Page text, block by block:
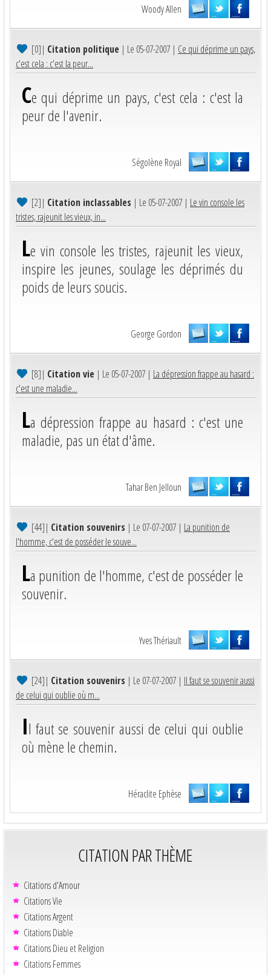
Woody Allen
[0]| Citation politique | Le 05-07-2007 | Ce qui déprime un pays,
c'est cela : c'est la peur...
Ce qui déprime un pays, c'est cela : c'est la
peur de l'avenir.
Ségolène Royal
[2]| Citation inclassables | Le 05-07-2007 | Le vin console les
tristes, rajeunit les vieux, in...
Le vin console les tristes, rajeunit les vieux,
inspire les jeunes, soulage les déprimés du
poids de leurs soucis.
George Gordon
[8]| Citation vie | Le 05-07-2007 | La dépression frappe au hasard :
c'est une maladie...
La dépression frappe au hasard : c'est une
maladie, pas un état d'âme.
Tahar Ben Jelloun
[44]| Citation souvenirs | Le 07-07-2007 | La punition de
l'homme, c'est de posséder le souve...
La punition de l'homme, c'est de posséder le
souvenir.
Yves Thériault
[24]| Citation souvenirs | Le 07-07-2007 | Il faut se souvenir aussi
de celui qui oublie où m...
Il faut se souvenir aussi de celui qui oublie
où mène le chemin.
Héraclite Ephèse
CITATION PAR THÈME
Citations d'Amour
Citations Vie
Citations Argent
Citations Diable
Citations Dieu et Religion
Citations Femmes